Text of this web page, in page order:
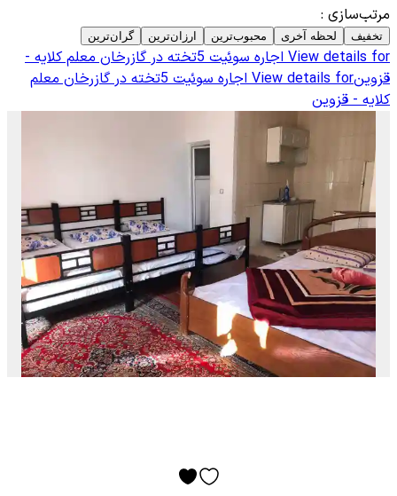
مرتب‌سازی :
تخفیف لحظه آخری محبوب‌ترین ارزان‌ترین گران‌ترین
View details for
اجاره سوئیت 5تخته در گازرخان معلم کلایه -
قزوینView details for
اجاره سوئیت 5تخته در گازرخان معلم
کلایه - قزوین